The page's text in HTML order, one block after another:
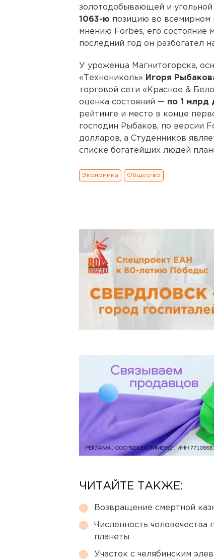
золотодобывающей и угольной
1063-ю позицию во всемирном
мнению Forbes, его состояние
последний год он разбогател
У уроженца Магнитогорска,
«Технониколь» Игоря
торговой сети «Красное &
оценка состояний — по 1 млрд
рейтинге и место в конце
господин Рыбаков, по версии
долларов, а Студенников
списке богатейших людей
Экономика Общество
ЧИТАЙТЕ ТАКЖЕ:
Возвращение смертной
Численность
планеты
Участок с челябинским